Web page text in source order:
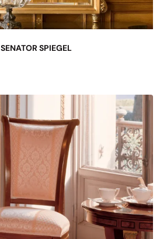
SENATOR SPIEGEL